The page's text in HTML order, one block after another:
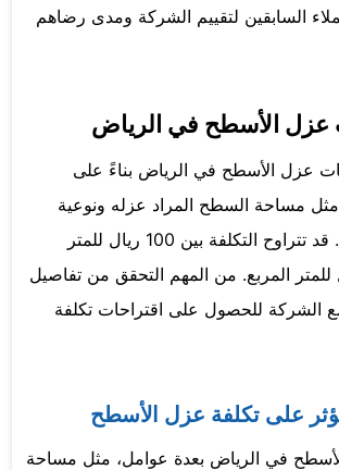
السابقين لتقييم الشركة ومدى رضاهم
عزل الأسطح في الرياض
عزل الأسطح في الرياض بناءً على
مثل مساحة السطح المراد عزله ونوعية
المواد المستخدمة. قد تتراوح التكلفة بين 100 ريال للمتر
و200 ريال للمتر المربع. من المهم التحقق من تفاصيل
الشركة للحصول على اقتراحات تكلفة
تؤثر على تكلفة عزل الأسطح
في الرياض بعدة عوامل، مثل مساحة